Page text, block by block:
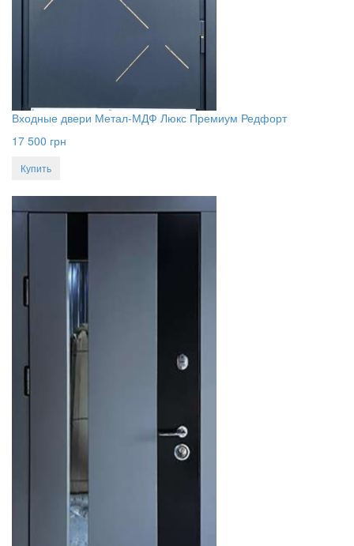
Входные двери Метал-МДФ Люкс Премиум Редфорт
17 500 грн
Купить